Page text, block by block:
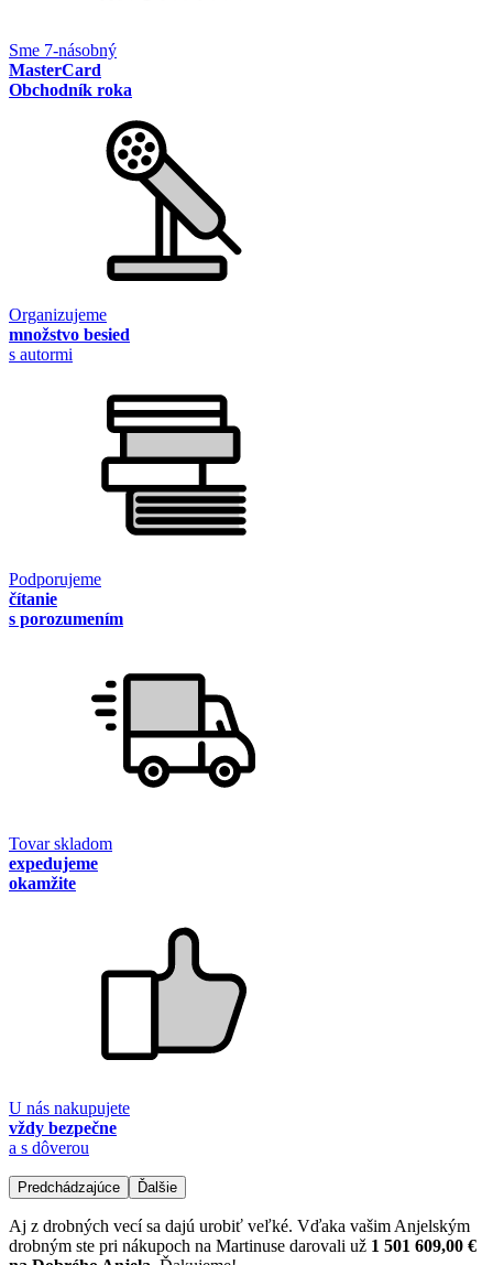
Sme 7-násobný
MasterCard
Obchodník roka
Organizujeme
množstvo besied
s autormi
Podporujeme
čítanie
s porozumením
Tovar skladom
expedujeme
okamžite
U nás nakupujete
vždy bezpečne
a s dôverou
Predchádzajúce Ďalšie
Aj z drobných vecí sa dajú urobiť veľké. Vďaka vašim Anjelským
drobným ste pri nákupoch na Martinuse darovali už 1 501 609,00 €